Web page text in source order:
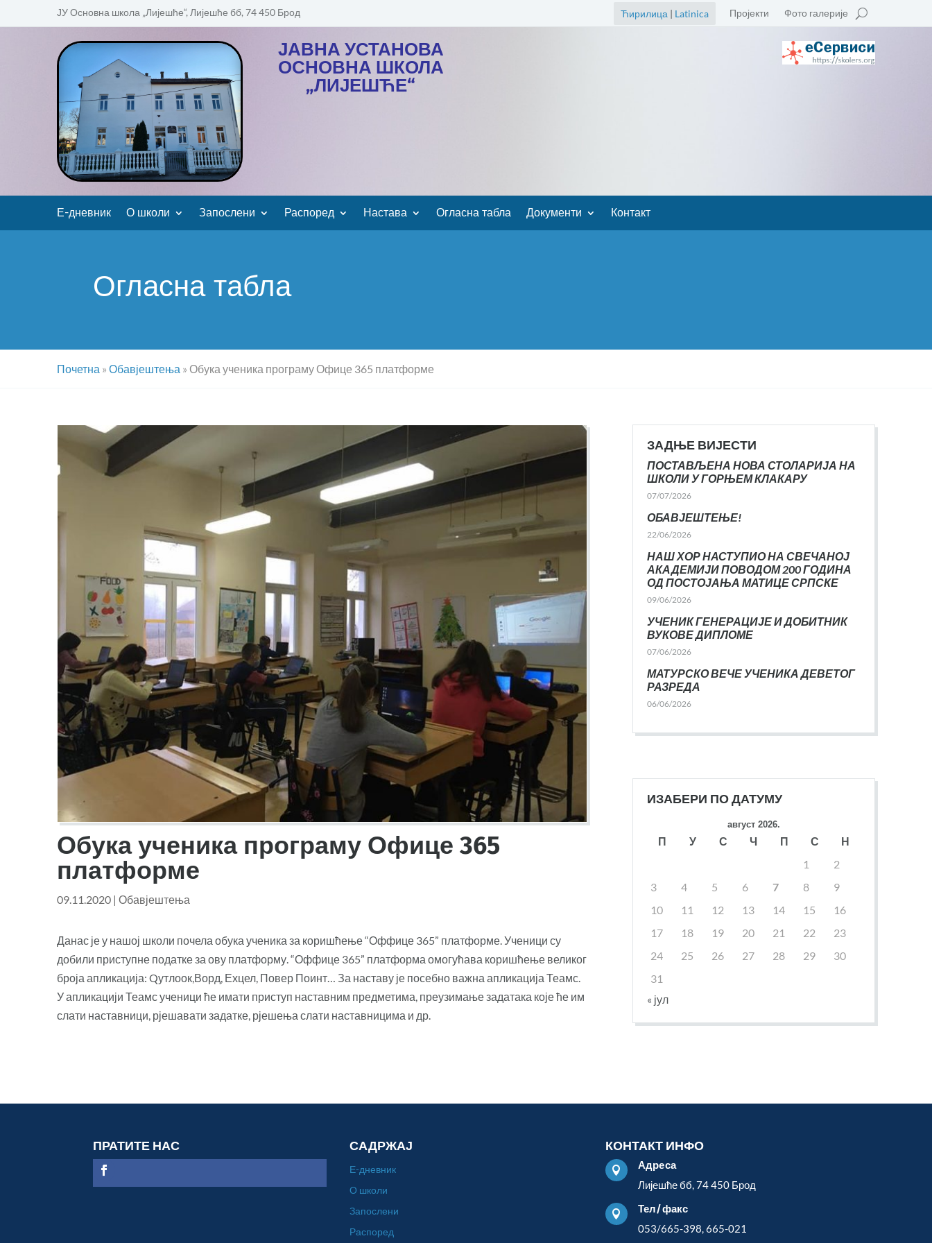
ЈУ Основна школа „Лијешће“, Лијешће бб, 74 450 Брод Пројекти Фото галерије
Ћирилица | Latinica
ЈАВНА УСТАНОВА
ОСНОВНА ШКОЛА
„ЛИЈЕШЋЕ“
Е-дневник О школи Запослени Распоред Настава Огласна табла Документи Контакт
Огласна табла
Почетна » Обавјештења » Обука ученика програму Офице 365 платформе
Обука ученика програму Офице 365
платформе
09.11.2020 | Обавјештења
Данас је у нашој школи почела обука ученика за коришћење “Оффице 365” платформе. Ученици су
добили приступне податке за ову платформу. “Оффице 365” платформа омогућава коришћење великог
броја апликација: Qутлоок,Ворд, Ехцел, Повер Поинт… За наставу је посебно важна апликација Теамс.
У апликацији Теамс ученици ће имати приступ наставним предметима, преузимање задатака које ће им
слати наставници, рјешавати задатке, рјешења слати наставницима и др.
ЗАДЊЕ ВИЈЕСТИ
ПОСТАВЉЕНА НОВА СТОЛАРИЈА НА
ШКОЛИ У ГОРЊЕМ КЛАКАРУ
07/07/2026
ОБАВЈЕШТЕЊЕ!
22/06/2026
НАШ ХОР НАСТУПИО НА СВЕЧАНОЈ
АКАДЕМИЈИ ПОВОДОМ 200 ГОДИНА
ОД ПОСТОЈАЊА МАТИЦЕ СРПСКЕ
09/06/2026
УЧЕНИК ГЕНЕРАЦИЈЕ И ДОБИТНИК
ВУКОВЕ ДИПЛОМЕ
07/06/2026
МАТУРСКО ВЕЧЕ УЧЕНИКА ДЕВЕТОГ
РАЗРЕДА
06/06/2026
ИЗАБЕРИ ПО ДАТУМУ
август 2026.
П У С Ч П С
Н
1
2
3
4 5 6 7 8
9
10
11 12 13 14 15
16
17
18 19 20 21 22
23
24
25 26 27 28 29
30
31
« јул
ПРАТИТЕ НАС САДРЖАЈ
Е-дневник
О школи
Запослени
Распоред
КОНТАКТ ИНФО

Адреса
Лијешће бб, 74 450 Брод

Тел/факс
053/665-398, 665-021